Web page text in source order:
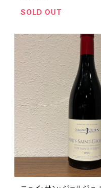
SOLD OUT